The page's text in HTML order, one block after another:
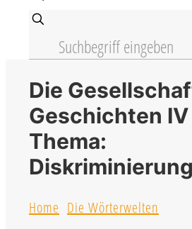
Die
Geschichten IV
Thema:
Diskriminierung
Home Die Wörterwelten